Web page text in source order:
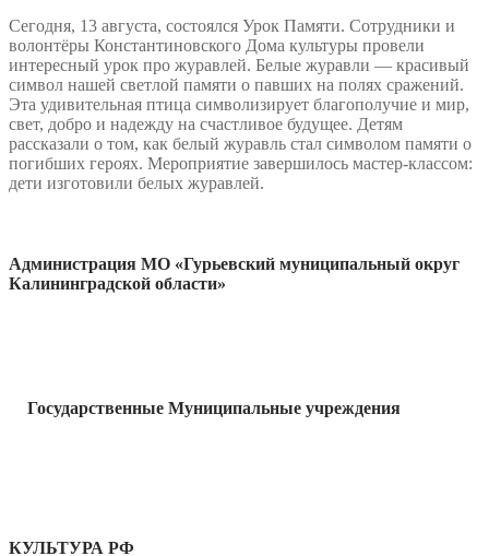
Сегодня, 13 августа, состоялся Урок Памяти. Сотрудники и
волонтёры Константиновского Дома культуры провели
интересный урок про журавлей. Белые журавли — красивый
символ нашей светлой памяти о павших на полях сражений.
Эта удивительная птица символизирует благополучие и мир,
свет, добро и надежду на счастливое будущее. Детям
рассказали о том, как белый журавль стал символом памяти о
погибших героях. Мероприятие завершилось мастер-классом:
дети изготовили белых журавлей.
Администрация МО «Гурьевский муниципальный округ
Калининградской области»
Государственные Муниципальные учреждения
КУЛЬТУРА РФ